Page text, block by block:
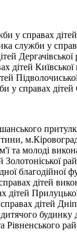
справах дітей
у справах
Київської
дітей
молоді
благодійної
дітей
Прилуцької
дітей
будинку